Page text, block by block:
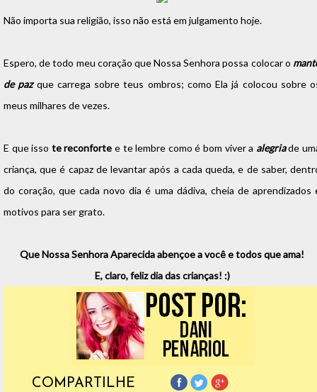
Não importa sua religião, isso não está em julgamento hoje.
Espero, de todo meu coração que Nossa Senhora possa colocar o
de pazque carrega sobre teus ombros; como Ela já colocou sobre
meus milhares de vezes.
E que isso te reconforte e te lembre como é bom viver a alegriade
criança, que é capaz de levantar após a cada queda, e de saber,
do coração, que cada novo dia é uma dádiva, cheia de aprendizados
motivos para ser grato.
Que Nossa Senhora Aparecida abençoe a você e todos que ama!
E, claro, feliz dia das crianças! :)
COMPARTILHE